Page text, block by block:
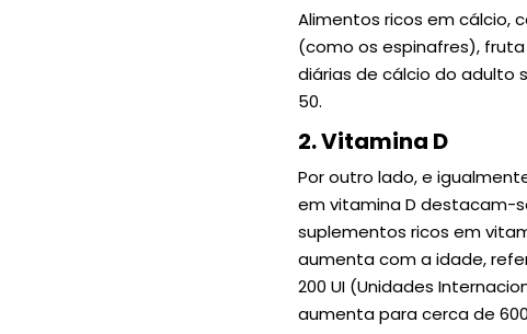
Alimentos ricos em cálcio,
(como os espinafres),
diárias de cálcio do adulto
50.
2. Vitamina D
Por outro lado, e
em vitamina D destacam-
suplementos ricos em
aumenta com a idade,
200 UI (Unidades
aumenta para cerca de 600